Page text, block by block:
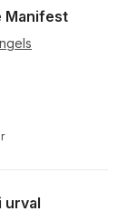
Manifest
urval